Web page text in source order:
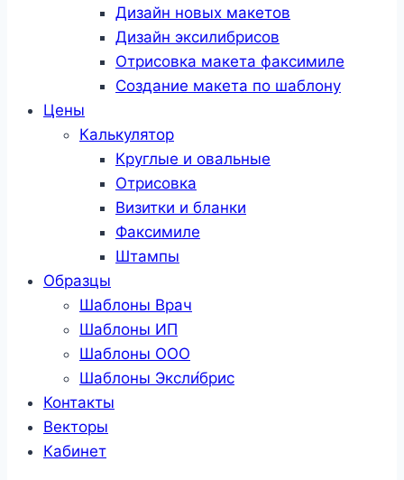
Дизайн новых макетов
Дизайн эксилибрисов
Отрисовка макета факсимиле
Создание макета по шаблону
Цены
Калькулятор
Круглые и овальные
Отрисовка
Визитки и бланки
Факсимиле
Штампы
Образцы
Шаблоны Врач
Шаблоны ИП
Шаблоны ООО
Шаблоны Эксли́брис
Контакты
Векторы
Кабинет